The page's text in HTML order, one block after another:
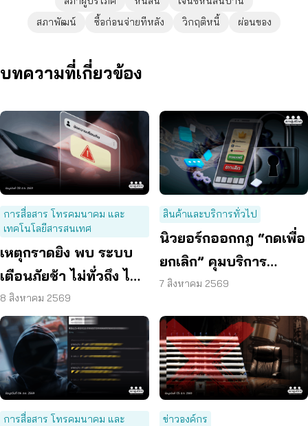
สภาพัฒน์
ซื้อก่อนจ่ายทีหลัง วิกฤติหนี้ ผ่อนของ
บทความที่เกี่ยวข้อง
การสื่อสาร โทรคมนาคม และ
เทคโนโลยีสารสนเทศ
เหตุกราดยิง พบ ระบบ
เตือนภัยช้า ไม่ทั่วถึง ไม่
ชัดเจน
8 สิงหาคม 2569
สินค้าและบริการทั่วไป
นิวยอร์กออกกฎ “กดเพื่อ
ยกเลิก” คุมบริการ
ออนไลน์ ต่ออายุสมาชิก
7 สิงหาคม 2569
การสื่อสาร โทรคมนาคม และ
ข่าวองค์กร